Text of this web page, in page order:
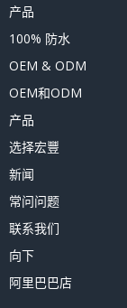
产品
100% 防水
OEM & ODM
OEM和ODM
产品
选择宏豐
新闻
常问问题
联系我们
向下
阿里巴巴店